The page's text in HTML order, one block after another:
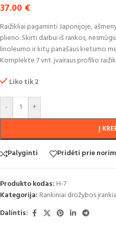
37.00 €
Raižikliai pagaminti Japonijoje,
plieno. Skirti darbui iš rankos,
linoleumo ir kitų panašaus kietumo
Komplekte 7 vnt. įvairaus profilio
Liko tik 2
- +
Į
Palyginti Pridėti prie
Produkto kodas: H-7
Kategorija: Rankiniai drožybos
Dalintis: